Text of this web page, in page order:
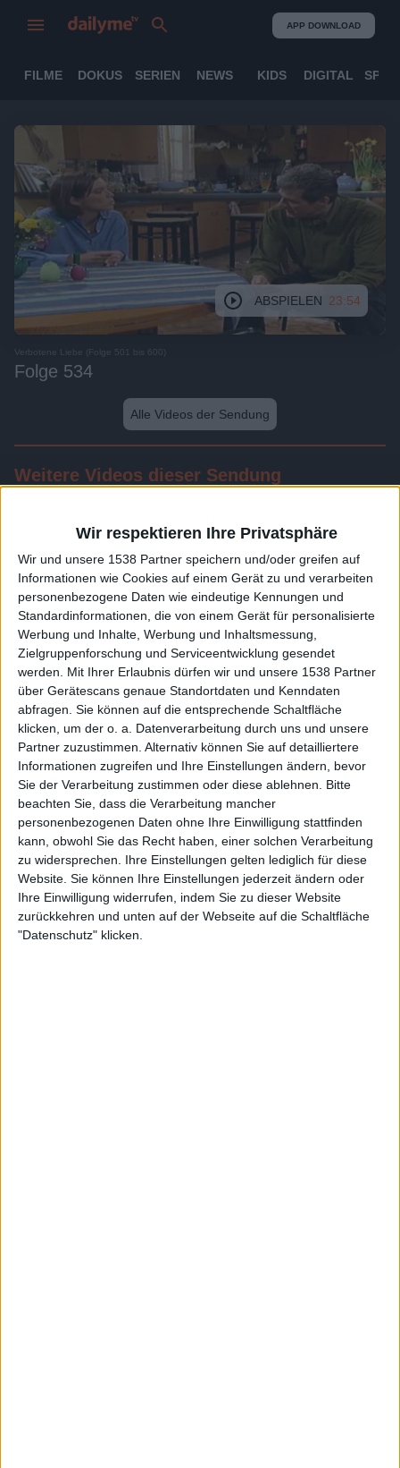
Wir respektieren Ihre Privatsphäre
Wir und unsere 1538 Partner speichern und/oder greifen auf
Informationen wie Cookies auf einem Gerät zu und verarbeiten
personenbezogene Daten wie eindeutige Kennungen und
Standardinformationen, die von einem Gerät für personalisierte
Werbung und Inhalte, Werbung und Inhaltsmessung,
Zielgruppenforschung und Serviceentwicklung gesendet
werden. Mit Ihrer Erlaubnis dürfen wir und unsere 1538 Partner
über Gerätescans genaue Standortdaten und Kenndaten
abfragen. Sie können auf die entsprechende Schaltfläche
klicken, um der o. a. Datenverarbeitung durch uns und unsere
Partner zuzustimmen. Alternativ können Sie auf detailliertere
Informationen zugreifen und Ihre Einstellungen ändern, bevor
Sie der Verarbeitung zustimmen oder diese ablehnen. Bitte
beachten Sie, dass die Verarbeitung mancher
personenbezogenen Daten ohne Ihre Einwilligung stattfinden
kann, obwohl Sie das Recht haben, einer solchen Verarbeitung
zu widersprechen. Ihre Einstellungen gelten lediglich für diese
Website. Sie können Ihre Einstellungen jederzeit ändern oder
Ihre Einwilligung widerrufen, indem Sie zu dieser Website
zurückkehren und unten auf der Webseite auf die Schaltfläche
"Datenschutz" klicken.
APP DOWNLOAD
FILME DOKUS SERIEN NEWS KIDS DIGITAL
ABSPIELEN 23:54
Verbotene Liebe (Folge 501 bis 600)
Folge 534
Alle Videos der Sendung
Weitere Videos dieser Sendung
Folge 535